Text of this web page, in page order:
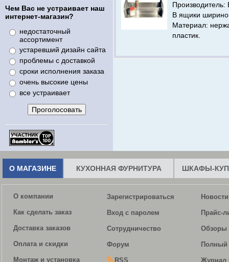
Чем Вас не устраивает наш
интернет-магазин?
недостаточный
ассортимент
устаревший дизайн сайта
проблемы с доставкой
сроки исполнения заказа
очень высокие цены
все устраивает
Производитель:
В ящики
Материал:
пластик.
О МАГАЗИНЕ КУХОННАЯ ФУРНИТУРА ШКАФЫ-
О компании
Как сделать заказ
Доставка заказов
Оплата и скидки
Монтаж и установка
Зарегистрироваться
Вход с паролем
Сотрудничество
Форум
RSS
Новости
Прайс-
Обзоры
Полный
Журнал